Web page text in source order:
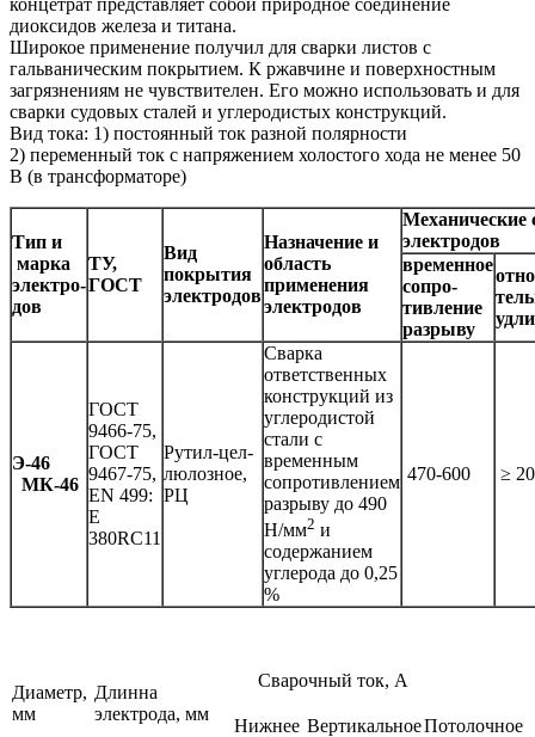
концетрат представляет собой природное соединение
диоксидов железа и титана.
Широкое применение получил для сварки листов с
гальваническим покрытием. К ржавчине и поверхностным
загрязнениям не чувствителен. Его можно использовать и для
сварки судовых сталей и углеродистых конструкций.
Вид тока: 1) постоянный ток разной полярности
2) переменный ток с напряжением холостого хода не менее 50
В (в трансформаторе)
Тип и
марка
электро-
дов
ТУ,
ГОСТ
Вид
покрытия
электродов
Назначение и
область
применения
электродов
Механические
электродов
временное
сопро-
тивление
разрыву
Э-46
МК-46
ГОСТ
9466-75,
ГОСТ
9467-75,
EN 499:
E
380RC11
Рутил-цел-
люлозное,
РЦ
Сварка
ответственных
конструкций из
углеродистой
стали с
временным
сопротивлением
разрыву до 490
Н/мм2 и
содержанием
углерода до 0,25
%
470-600 ≥ 20
Диаметр,
мм
Длинна
электрода, мм
Сварочный ток, А
Нижнее ВертикальноеПотолочное